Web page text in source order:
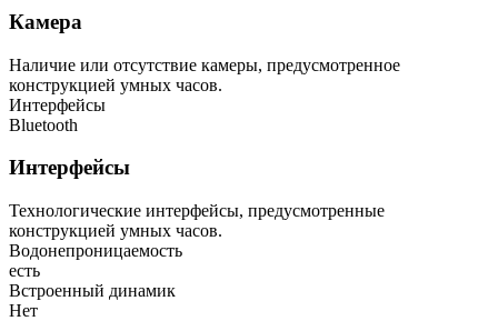
Камера
Наличие или отсутствие камеры, предусмотренное
конструкцией умных часов.
Интерфейсы
Bluetooth
Интерфейсы
Технологические интерфейсы, предусмотренные
конструкцией умных часов.
Водонепроницаемость
есть
Встроенный динамик
Нет